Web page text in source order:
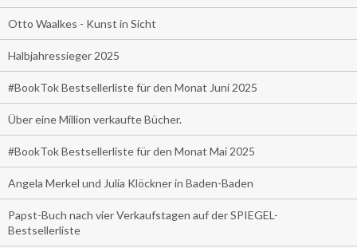
Otto Waalkes - Kunst in Sicht
Halbjahressieger 2025
#BookTok Bestsellerliste für den Monat Juni 2025
Über eine Million verkaufte Bücher.
#BookTok Bestsellerliste für den Monat Mai 2025
Angela Merkel und Julia Klöckner in Baden-Baden
Papst-Buch nach vier Verkaufstagen auf der SPIEGEL-
Bestsellerliste